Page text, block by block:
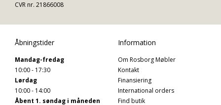
CVR nr. 21866008
Åbningstider
Mandag-fredag
10:00 - 17:30
Lørdag
10:00 - 14:00
Åbent 1. søndag i måneden
Information
Om Rosborg Møbler
Kontakt
Finansiering
International orders
Find butik